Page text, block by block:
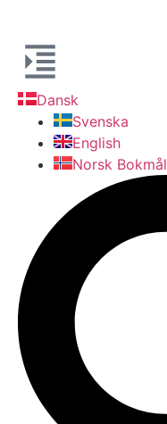
Dansk
Svenska
English
Norsk Bokmål